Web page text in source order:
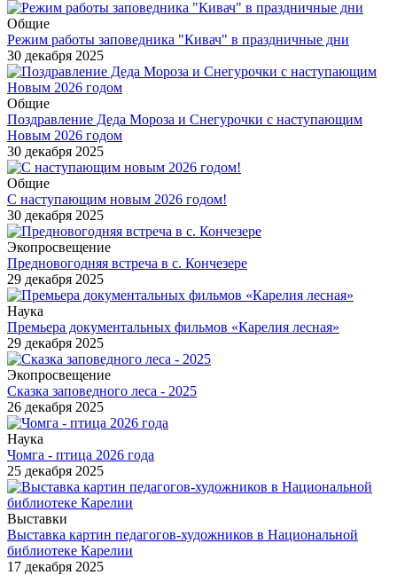
Общие
Режим работы заповедника "Кивач" в праздничные дни
30 декабря 2025
Общие
Поздравление Деда Мороза и Снегурочки с наступающим
Новым 2026 годом
30 декабря 2025
Общие
С наступающим новым 2026 годом!
30 декабря 2025
Экопросвещение
Предновогодняя встреча в с. Кончезере
29 декабря 2025
Наука
Премьера документальных фильмов «Карелия лесная»
29 декабря 2025
Экопросвещение
Сказка заповедного леса - 2025
26 декабря 2025
Наука
Чомга - птица 2026 года
25 декабря 2025
Выставки
Выставка картин педагогов-художников в Национальной
библиотеке Карелии
17 декабря 2025